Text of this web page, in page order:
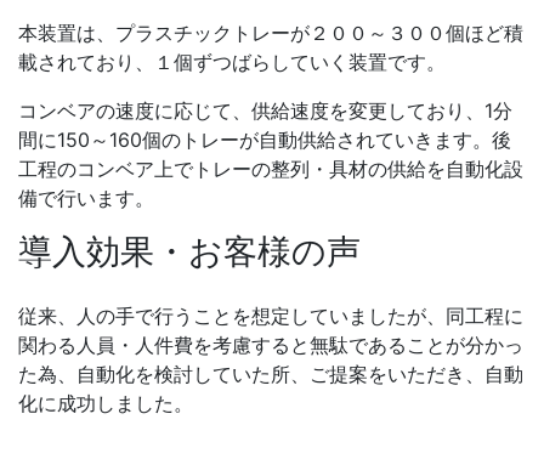
本装置は、プラスチックトレーが２００～３００個ほど積
載されており、１個ずつばらしていく装置です。
コンベアの速度に応じて、供給速度を変更しており、1分
間に150～160個のトレーが自動供給されていきます。後
工程のコンベア上でトレーの整列・具材の供給を自動化設
備で行います。
導入効果・お客様の声
従来、人の手で行うことを想定していましたが、同工程に
関わる人員・人件費を考慮すると無駄であることが分かっ
た為、自動化を検討していた所、ご提案をいただき、自動
化に成功しました。